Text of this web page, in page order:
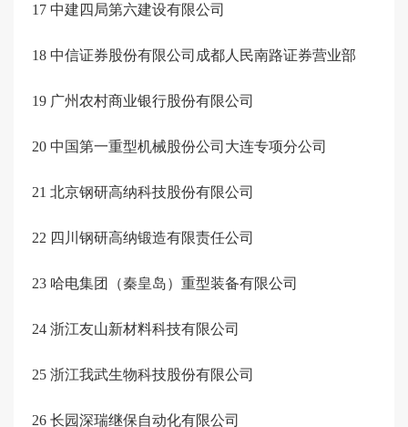
17 中建四局第六建设有限公司
18 中信证券股份有限公司成都人民南路证券营业部
19 广州农村商业银行股份有限公司
20 中国第一重型机械股份公司大连专项分公司
21 北京钢研高纳科技股份有限公司
22 四川钢研高纳锻造有限责任公司
23 哈电集团（秦皇岛）重型装备有限公司
24 浙江友山新材料科技有限公司
25 浙江我武生物科技股份有限公司
26 长园深瑞继保自动化有限公司